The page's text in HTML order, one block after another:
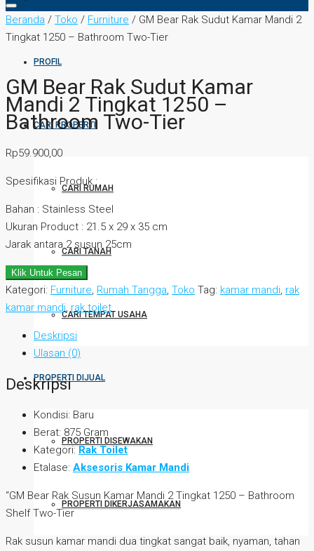
PROFIL
CARI PROPERTI
CARI RUMAH
CARI TANAH
CARI TEMPAT USAHA
PROPERTI DIJUAL
PROPERTI DISEWAKAN
PROPERTI DIKERJASAMAKAN
Beranda / Toko / Furniture / GM Bear Rak Sudut Kamar Mandi 2
Tingkat 1250 – Bathroom Two-Tier
GM Bear Rak Sudut Kamar
Mandi 2 Tingkat 1250 –
Bathroom Two-Tier
Rp59.900,00
Spesifikasi Produk :
Bahan : Stainless Steel
Ukuran Product : 21.5 x 29 x 35 cm
Jarak antara 2 susun 25cm
Klik Untuk Pesan
Kategori: Furniture, Rumah Tangga, Toko Tag: kamar mandi, rak
kamar mandi, rak toilet
Deskripsi
Ulasan (0)
Deskripsi
Kondisi: Baru
Berat: 875 Gram
Kategori:Rak Toilet
Etalase: Aksesoris Kamar Mandi
“GM Bear Rak Susun Kamar Mandi 2 Tingkat 1250 – Bathroom
Shelf Two-Tier
Rak susun kamar mandi dua tingkat sangat baik, nyaman, tahan